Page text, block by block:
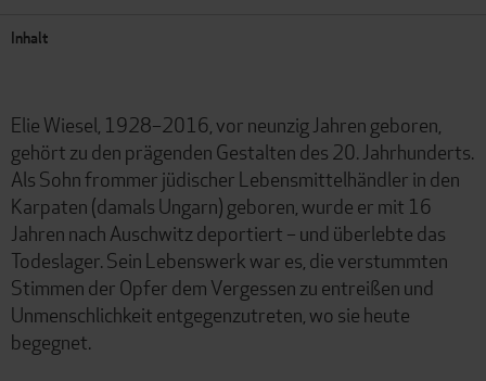
Inhalt
Elie Wiesel, 1928–2016, vor neunzig Jahren geboren,
gehört zu den prägenden Gestalten des 20. Jahrhunderts.
Als Sohn frommer jüdischer Lebensmittelhändler in den
Karpaten (damals Ungarn) geboren, wurde er mit 16
Jahren nach Auschwitz deportiert – und überlebte das
Todeslager. Sein Lebenswerk war es, die verstummten
Stimmen der Opfer dem Vergessen zu entreißen und
Unmenschlichkeit entgegenzutreten, wo sie heute
begegnet.